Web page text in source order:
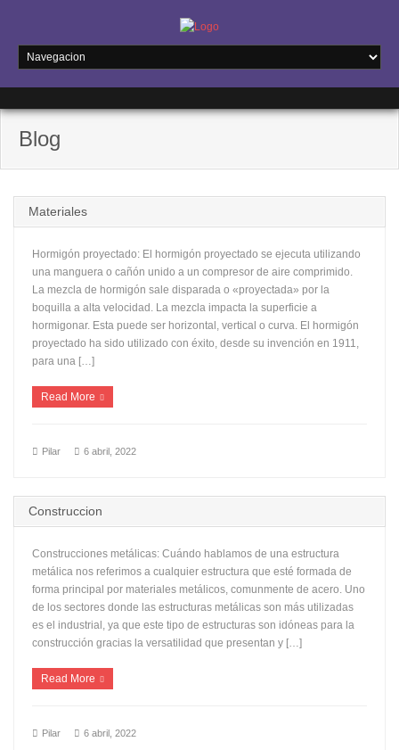
Blog
Materiales
Hormigón proyectado: El hormigón proyectado se ejecuta utilizando
una manguera o cañón unido a un compresor de aire comprimido.
La mezcla de hormigón sale disparada o «proyectada» por la
boquilla a alta velocidad. La mezcla impacta la superficie a
hormigonar. Esta puede ser horizontal, vertical o curva. El hormigón
proyectado ha sido utilizado con éxito, desde su invención en 1911,
para una […]
Read More
Pilar 6 abril, 2022
Construccion
Construcciones metálicas: Cuándo hablamos de una estructura
metálica nos referimos a cualquier estructura que esté formada de
forma principal por materiales metálicos, comunmente de acero. Uno
de los sectores donde las estructuras metálicas son más utilizadas
es el industrial, ya que este tipo de estructuras son idóneas para la
construcción gracias la versatilidad que presentan y […]
Read More
Pilar 6 abril, 2022